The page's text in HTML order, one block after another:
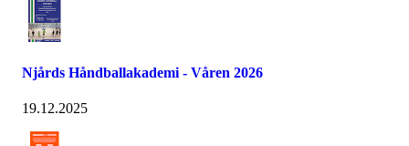
Njårds Håndballakademi - Våren 2026
19.12.2025